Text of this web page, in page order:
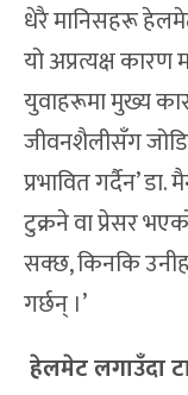
धेरै मानिसहरू
यो अप्रत्यक्ष कारण
युवाहरूमा मुख्य
जीवनशैलीसँग
प्रभावित गर्दैन’
टुक्रने वा प्रेसर
सक्छ, किनकि
गर्छन् ।’
हेलमेट लगाउँदा